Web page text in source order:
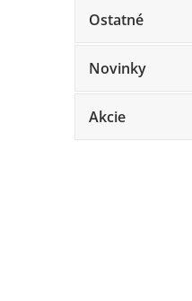
Ostatné
Novinky
Akcie